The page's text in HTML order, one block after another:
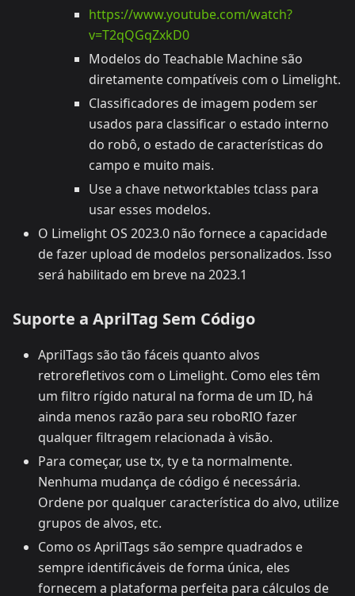
https://www.youtube.com/watch?
v=T2qQGqZxkD0
Modelos do Teachable Machine são
diretamente compatíveis com o Limelight.
Classificadores de imagem podem ser
usados para classificar o estado interno
do robô, o estado de características do
campo e muito mais.
Use a chave networktables tclass para
usar esses modelos.
O Limelight OS 2023.0 não fornece a capacidade
de fazer upload de modelos personalizados. Isso
será habilitado em breve na 2023.1
Suporte a AprilTag Sem Código
AprilTags são tão fáceis quanto alvos
retrorefletivos com o Limelight. Como eles têm
um filtro rígido natural na forma de um ID, há
ainda menos razão para seu roboRIO fazer
qualquer filtragem relacionada à visão.
Para começar, use tx, ty e ta normalmente.
Nenhuma mudança de código é necessária.
Ordene por qualquer característica do alvo, utilize
grupos de alvos, etc.
Como os AprilTags são sempre quadrados e
sempre identificáveis de forma única, eles
fornecem a plataforma perfeita para cálculos de